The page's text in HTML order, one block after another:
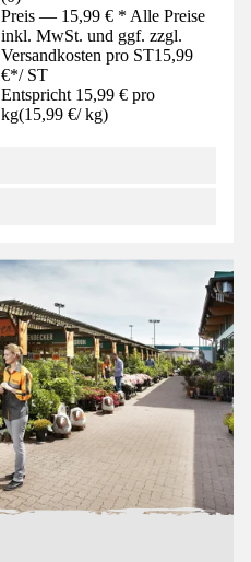
Preis — 15,99 € * Alle Preise
inkl. MwSt. und ggf. zzgl.
Versandkosten pro ST15,99
€*/ ST
Entspricht 15,99 € pro
kg(15,99 €/ kg)